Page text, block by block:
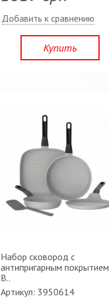
Добавить к сравнению
Купить
Набор сковород с
антипригарным покрытием
B..
Артикул: 3950614